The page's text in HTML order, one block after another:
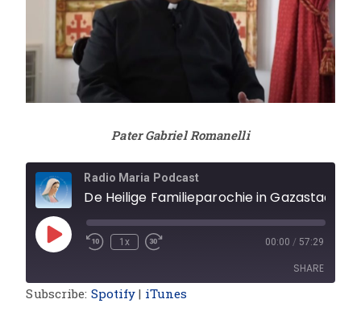
Pater Gabriel Romanelli
Radio Maria Podcast
De Heilige Familieparochie in Gazastad
1x 00:00 / 57:29
SHARE
Subscribe: Spotify | iTunes